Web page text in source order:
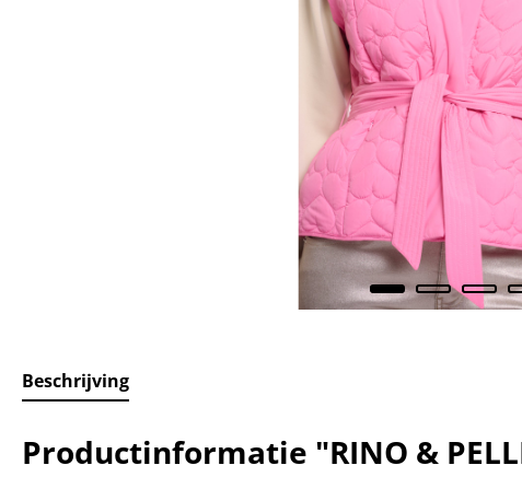
Beschrijving
Productinformatie "RINO &